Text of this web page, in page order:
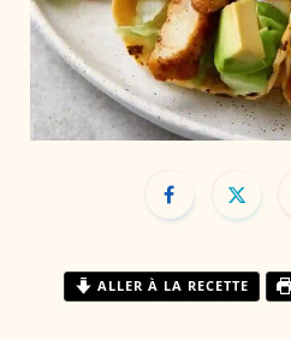
ALLER À LA RECETTE